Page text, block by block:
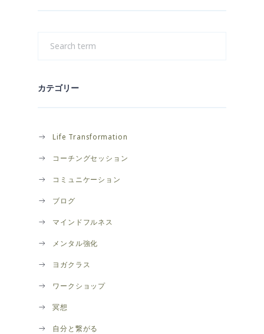
カテゴリー
Life Transformation
コーチングセッション
コミュニケーション
ブログ
マインドフルネス
メンタル強化
ヨガクラス
ワークショップ
冥想
自分と繋がる